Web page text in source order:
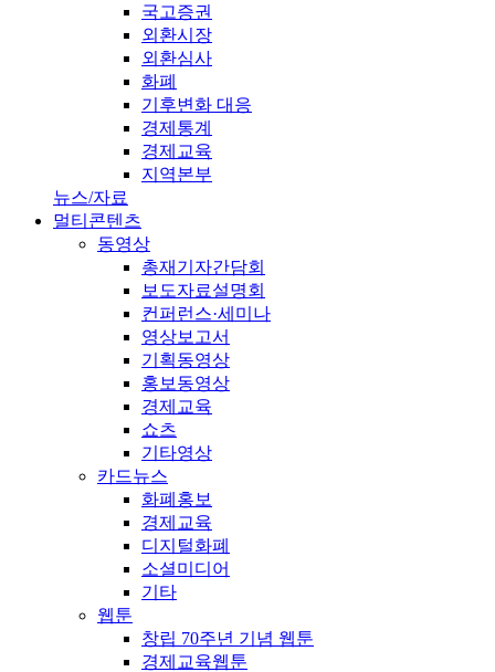
국고증권
외환시장
외환심사
화폐
기후변화 대응
경제통계
경제교육
지역본부
뉴스/자료
멀티콘텐츠
동영상
총재기자간담회
보도자료설명회
컨퍼런스·세미나
영상보고서
기획동영상
홍보동영상
경제교육
쇼츠
기타영상
카드뉴스
화폐홍보
경제교육
디지털화폐
소셜미디어
기타
웹툰
창립 70주년 기념 웹툰
경제교육웹툰